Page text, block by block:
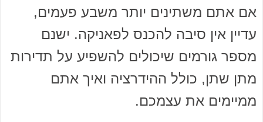
אם אתם משתינים יותר משבע פעמים,
עדיין אין סיבה להכנס לפאניקה. ישנם
מספר גורמים שיכולים להשפיע על תדירות
מתן שתן, כולל ההידרציה ואיך אתם
ממיימים את עצמכם.